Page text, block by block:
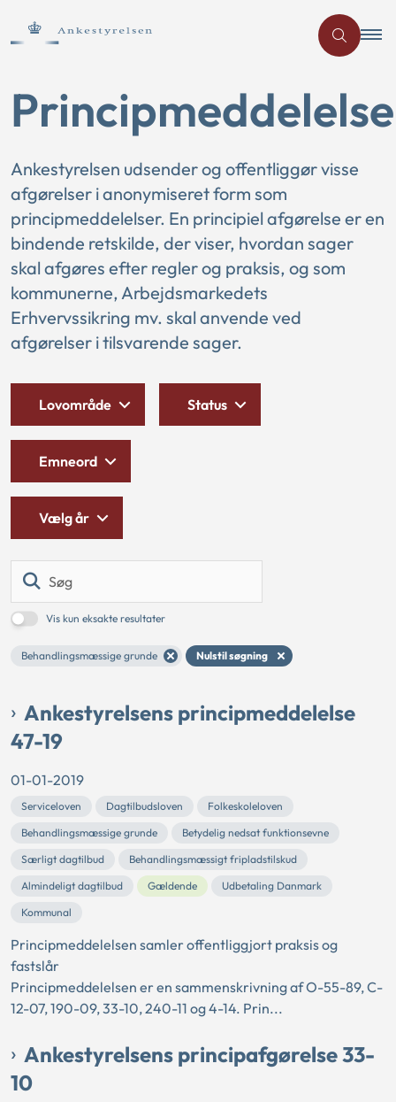
Ankestyrelsen udsender og offentliggør visse
afgørelser i anonymiseret form som
principmeddelelser. En principiel afgørelse er en
bindende retskilde, der viser, hvordan sager
skal afgøres efter regler og praksis, og som
kommunerne, Arbejdsmarkedets
Erhvervssikring mv. skal anvende ved
afgørelser i tilsvarende sager.
Vis kun eksakte resultater
Behandlingsmæssige grunde Nulstil søgning
Lovområde Status
Emneord
Vælg år
Ankestyrelsens principmeddelelse
47-19
01-01-2019
Serviceloven Dagtilbudsloven
Folkeskoleloven
Behandlingsmæssige grunde
Betydelig nedsat funktionsevne
Særligt dagtilbud
Behandlingsmæssigt fripladstilskud
Almindeligt dagtilbud
Gældende
Udbetaling Danmark
Kommunal
Principmeddelelsen samler offentliggjort praksis og
fastslår
Principmeddelelsen er en sammenskrivning af O-55-89, C-
12-07, 190-09, 33-10, 240-11 og 4-14. Prin...
Ankestyrelsens principafgørelse 33-
10